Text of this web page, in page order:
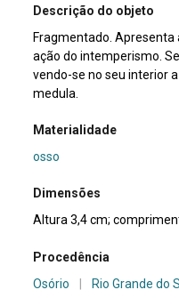
Descrição do objeto
Fragmentado.
ação do intemperismo.
vendo-se no seu interior
medula.
Materialidade
osso
Dimensões
Altura 3,4 cm;
Procedência
Osório
Rio Grande do